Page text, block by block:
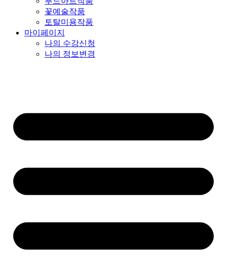
꽃예술작품
토탈미용작품
마이페이지
나의 수강신청
나의 정보변경